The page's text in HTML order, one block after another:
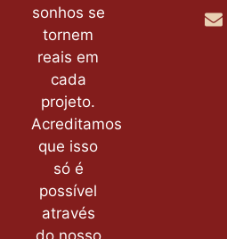
sonhos se
tornem
reais em
cada
projeto.
Acreditamos
que isso
só é
possível
através
do nosso